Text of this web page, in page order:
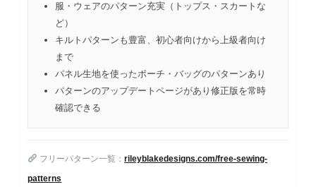
服・ウェアのパターン充実（トップス・スカートな
ど）
キルトパターンも豊富、初心者向けから上級者向け
まで
パネル生地を使ったポーチ・バッグのパターンあり
パターンのアップデートページがあり修正版を常時
確認できる
フリーパターン一覧：rileyblakedesigns.com/free-sewing-
patterns